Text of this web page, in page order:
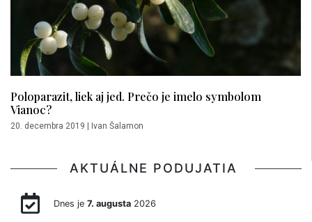
Poloparazit, liek aj jed. Prečo je imelo symbolom
Vianoc?
20. decembra 2019 | Ivan Šalamon
AKTUÁLNE PODUJATIA
Dnes je 7. augusta2026